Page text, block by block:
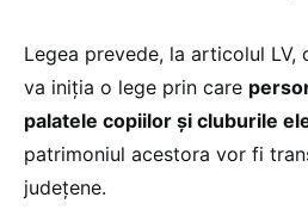
Legea prevede, la articolul LV,
va iniția o lege prin care
palatele copiilor și cluburile
patrimoniul acestora vor fi
județene.